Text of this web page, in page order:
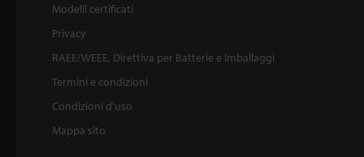
Modelli certificati
Privacy
RAEE/WEEE, Direttiva per Batterie e Imballaggi
Termini e condizioni
Condizioni d'uso
Mappa sito